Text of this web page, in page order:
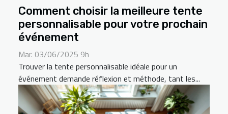
Comment choisir la meilleure tente
personnalisable pour votre prochain
événement
Mar. 03/06/2025 9h
Trouver la tente personnalisable idéale pour un
événement demande réflexion et méthode, tant les...